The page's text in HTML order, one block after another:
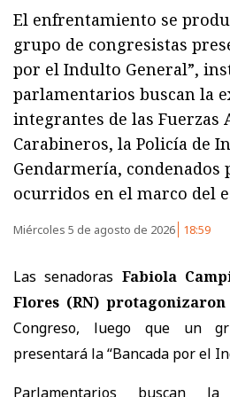
El enfrentamiento se
grupo de congresistas
por el Indulto General”,
parlamentarios buscan la
integrantes de las Fuerzas
Carabineros, la Policía de
Gendarmería, condenados
ocurridos en el marco del
Miércoles 5 de agosto de 2026 18:59
Las senadoras Fabiola
Flores (RN)
Congreso, luego que un
presentará la “Bancada por el
Parlamentarios buscan la